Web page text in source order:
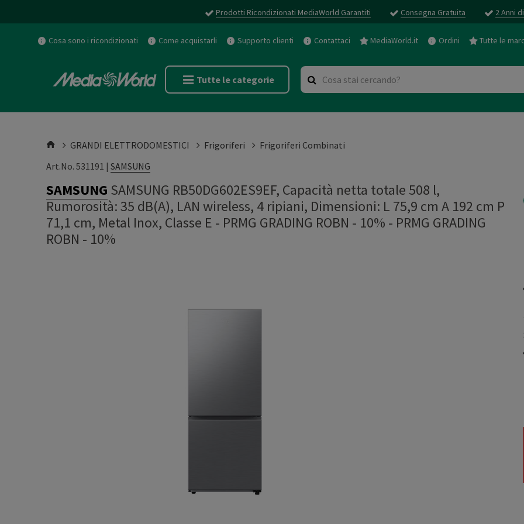
Prodotti Ricondizionati MediaWorld Garantiti Consegna Gratuita 2 Anni
Cosa sono i ricondizionati Come acquistarli Supporto clienti Contattaci MediaWorld.it Ordini Tutte le
Tutte le categorie
GRANDI ELETTRODOMESTICI Frigoriferi
Frigoriferi Combinati
Art.No. 531191 | SAMSUNG
SAMSUNG SAMSUNG RB50DG602ES9EF, Capacità netta totale 508 l,
Rumorosità: 35 dB(A), LAN wireless, 4 ripiani, Dimensioni: L 75,9 cm A 192 cm P
71,1 cm, Metal Inox, Classe E - PRMG GRADING ROBN - 10% - PRMG GRADING
ROBN - 10%